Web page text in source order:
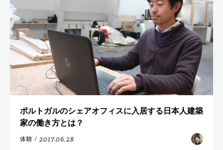
ポルトガルのシェアオフィスに入居する日本人建築
家の働き方とは？
体験 / 2017.06.28